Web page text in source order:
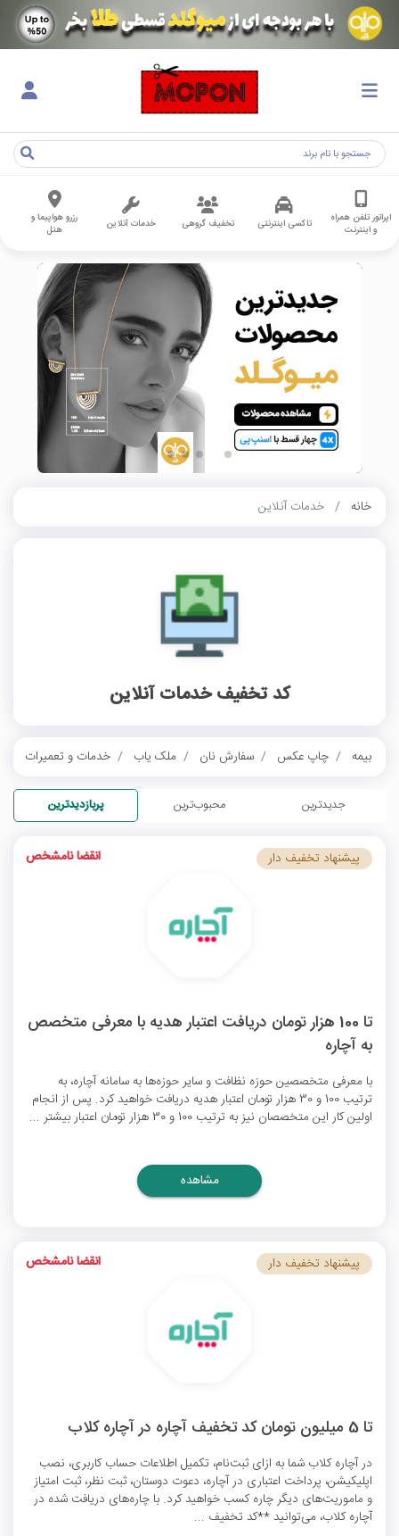
اپراتور تلفن همراه
و اینترنت
تاکسی اینترنتی تخفیف گروهی خدمات آنلاین
رزرو هواپیما و
هتل
خانه خدمات آنلاین
کد تخفیف خدمات آنلاین
بیمه چاپ عکس سفارش نان ملک یاب خدمات و تعمیرات
جدیدترین محبوب‌ترین پربازدیدترین
تا 100 هزار تومان دریافت اعتبار هدیه با معرفی متخصص
به آچاره
با معرفی متخصصین حوزه نظافت و سایر حوزه‌ها به سامانه آچاره، به
ترتیب 100 و 30 هزار تومان اعتبار هدیه دریافت خواهید کرد. پس از انجام
اولین کار این متخصصان نیز به ترتیب 100 و 30 هزار تومان اعتبار بیشتر ...
پیشنهاد تخفیف دار انقضا نامشخص
مشاهده
تا 5 میلیون تومان کد تخفیف آچاره در آچاره کلاب
در آچاره کلاب شما به ازای ثبت‌نام، تکمیل اطلاعات حساب کاربری، نصب
اپلیکیشن، پرداخت اعتباری در آچاره، دعوت دوستان، ثبت نظر، ثبت امتیاز
و ماموریت‌های دیگر چاره کسب خواهید کرد. با چاره‌های دریافت شده در
آچاره کلاب، می‌توانید **کد تخفیف ...
پیشنهاد تخفیف دار انقضا نامشخص